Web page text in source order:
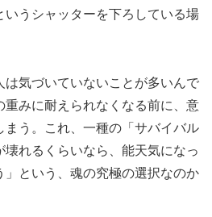
いうシャッターを下ろしている場
は気づいていないことが多いんで
重みに耐えられなくなる前に、意
まう。これ、一種の「サバイバル
れるくらいなら、能天気になっ
」という、魂の究極の選択なのか